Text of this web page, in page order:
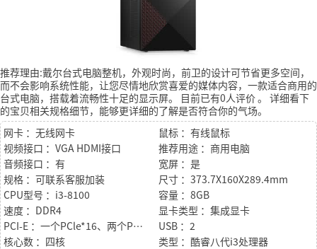
推荐理由:戴尔台式电脑整机，外观时尚，前卫的设计可节省更多空间，
而不会影响系统性能，让您尽情地欣赏喜爱的媒体内容，一款适合商用的
台式电脑，搭载着流畅性十足的显示屏。
目前已有0人评价。 详细看下
的宝贝相关规格细节，能够更详细的了解是否符合你的气场。
网卡 ：无线网卡
鼠标 ：有线鼠标
视频接口 ：VGA HDMI接口
推荐用途 ：商用电脑
音频接口 ：有
宽屏 ：是
规格 ：可联系客服加装
尺寸 ：373.7X160X289.4mm
CPU型号 ：i3-8100
容量 ：8GB
速度 ：DDR4
显卡类型 ：集成显卡
PCI-E ：一个PCle*16、两个PCle*1
USB ：2
核心数 ：四核
类型 ：酷睿八代i3处理器